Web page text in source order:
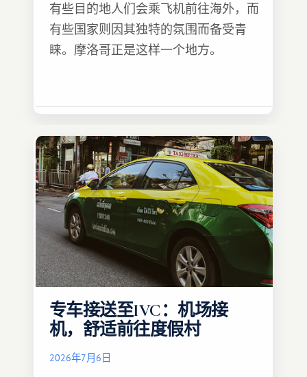
有些目的地人们会乘飞机前往海外，而
有些国家则因其独特的氛围而备受青
睐。摩洛哥正是这样一个地方。
专车接送至IVC：机场接
机，舒适前往度假村
2026年7月6日